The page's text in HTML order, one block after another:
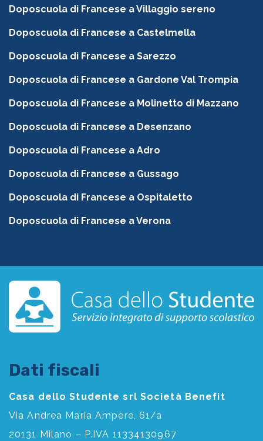
Doposcuola di Francese a Villaggio sereno
Doposcuola di Francese a Castelmella
Doposcuola di Francese a Sarezzo
Doposcuola di Francese a Gardone Val Trompia
Doposcuola di Francese a Molinetto di Mazzano
Doposcuola di Francese a Desenzano
Doposcuola di Francese a Adro
Doposcuola di Francese a Gussago
Doposcuola di Francese a Ospitaletto
Doposcuola di Francese a Verona
Dati fiscali
Casa dello Studente srl Società Benefit
Via Andrea Maria Ampère, 61/a
20131 Milano – P.IVA 11334130967